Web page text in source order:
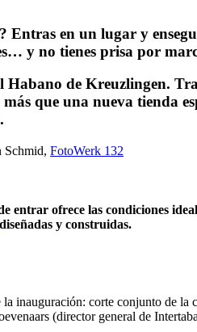
Entras en un lugar y
y no tienes prisa por
Habano de Kreuzlingen.
que una nueva tienda
Schmid, FotoWerk 132
entrar ofrece las condiciones
diseñadas y construidas.